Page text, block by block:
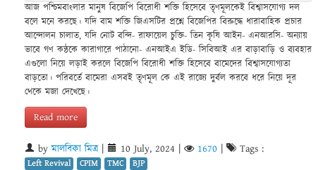
আজ পশ্চিমবাংলার মানুষ বিজেপি বিরোধী শক্তি হিসেবে তৃণমূলকেই বিশ্বাসযোগ্য দল
বলে মনে করছে। যদি বাম শক্তি জিএসটির প্রশ্নে বিজেপির বিরুদ্ধে ধারাবাহিক প্রচার
আন্দোলন চালাত, যদি নোট বন্দি- রাফায়েল চুক্তি- তিন কৃষি আইন- এনআরসি- অন্যায়
ভাবে গণ কন্ঠকে কারাগারে পাঠানো- এনআইএ ইডি- সিবিআই এর বাড়াবাড়ি ও ব্যবহার
এগুলো নিয়ে লড়াই করলে বিজেপি বিরোধী শক্তি হিসেবে বামেদের বিশ্বাসযোগ্যতা
বাড়তো। পরিবর্তে বামেরা এসবই তৃণমূল কে এই রাজ্যে দুর্বল করবে ধরে নিয়ে দূর
থেকে মজা দেখেছে।
Read more
byমালবিকা মিত্র| 10 July, 2024 | 1670 | Tags :
Left Revival CPIM TMC BJP